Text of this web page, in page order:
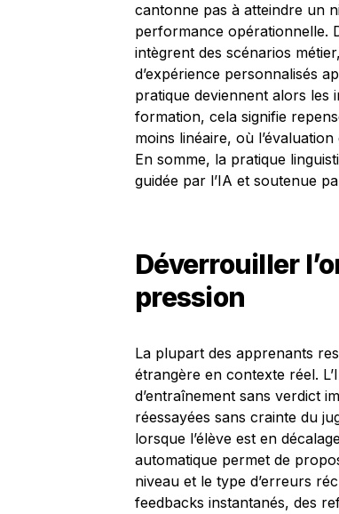
cantonne pas à atteindre un
performance opérationnelle.
intègrent des scénarios
d’expérience personnalisés
pratique deviennent alors les
formation, cela signifie
moins linéaire, où
En somme, la pratique
guidée par l’IA et soutenue
Déverrouiller
pression
La plupart des apprenants
étrangère en contexte réel.
d’entraînement sans verdict
réessayées sans crainte du
lorsque l’élève est en
automatique permet de
niveau et le type d’erreurs
feedbacks instantanés, des